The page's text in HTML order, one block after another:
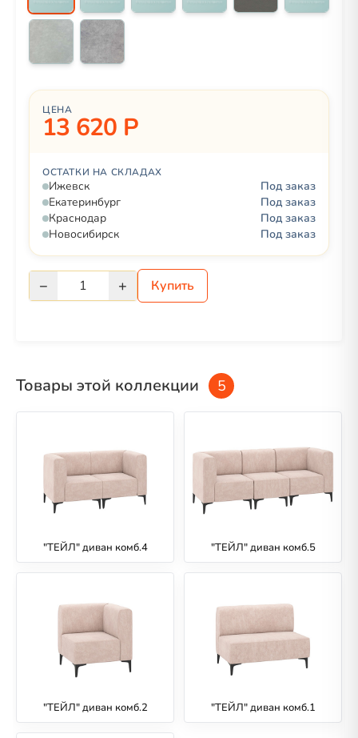
ЦЕНА
13 620 Р
ОСТАТКИ НА СКЛАДАХ
Ижевск
Под заказ
Екатеринбург
Под заказ
Краснодар
Под заказ
Новосибирск
Под заказ
− 1 + Купить
Товары этой коллекции 5
"ТЕЙЛ" диван комб.4 "ТЕЙЛ" диван комб.5
"ТЕЙЛ" диван комб.2 "ТЕЙЛ" диван комб.1